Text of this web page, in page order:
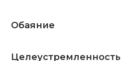
Обаяние
Целеустремленность